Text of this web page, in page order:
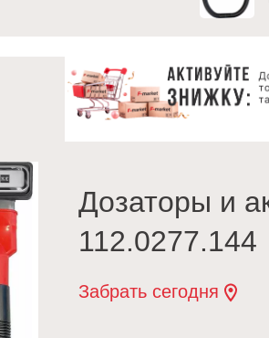
Дозаторы и
112.0277.144
Забрать сегодня